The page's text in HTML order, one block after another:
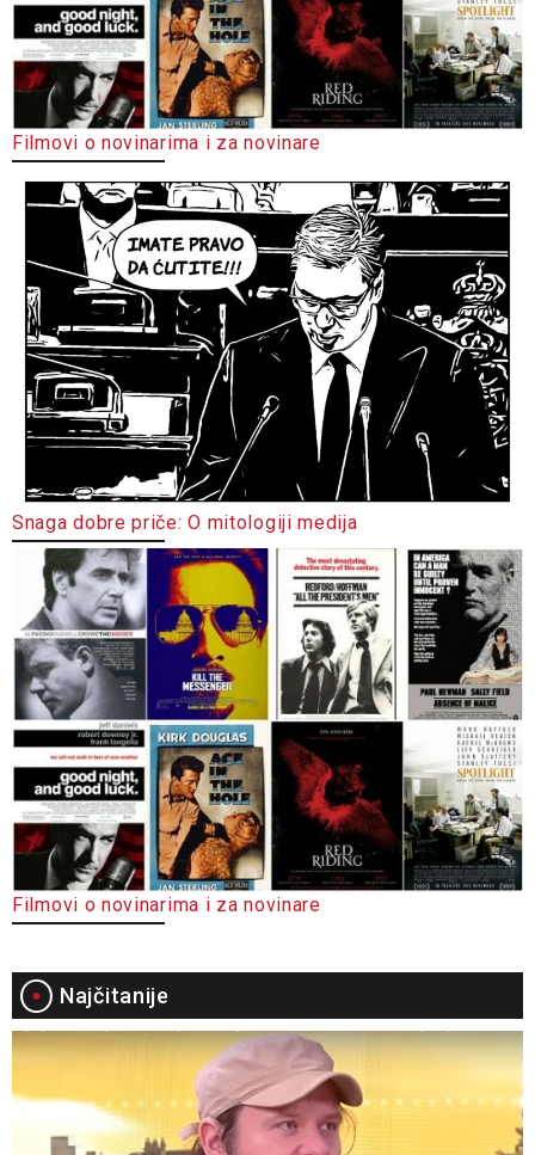
Filmovi o novinarima i za novinare
Snaga dobre priče: O mitologiji medija
Filmovi o novinarima i za novinare
Najčitanije